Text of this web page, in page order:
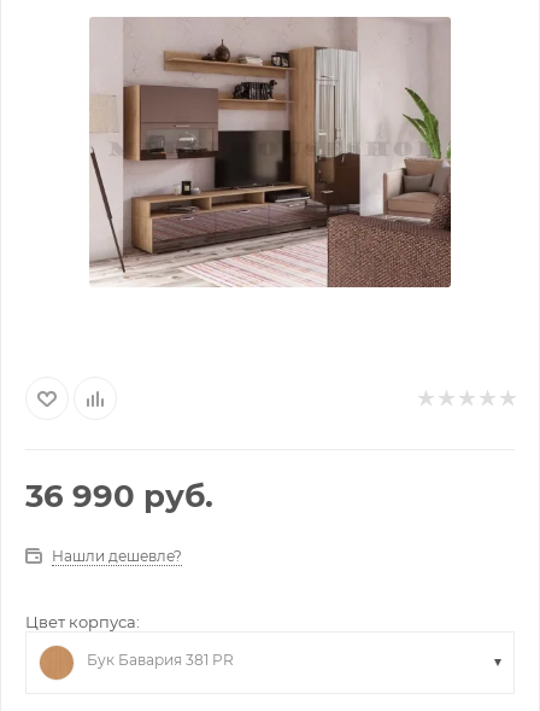
36 990 руб.
Нашли дешевле?
Цвет корпуса:
Бук Бавария 381 PR